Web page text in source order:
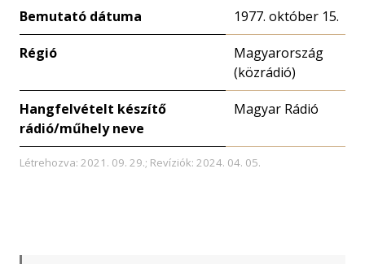
Bemutató dátuma 1977. október 15.
Régió
Magyarország
(közrádió)
Hangfelvételt készítő
rádió/műhely neve
Magyar Rádió
Létrehozva: 2021. 09. 29.; Revíziók: 2024. 04. 05.